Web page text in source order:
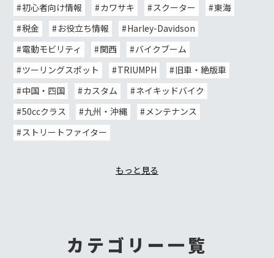
初心者向け情報
カワサキ スクーター
東海
税金
お役立ち情報
Harley-Davidson
電動モビリティ
関西
バイクブーム
ツーリングスポット
TRIUMPH
旧車・絶版車
中国・四国
カスタム
ネイキッドバイク
50ccクラス
九州・沖縄
メンテナンス
ストリートファイター
もっと見る
カテゴリー一覧